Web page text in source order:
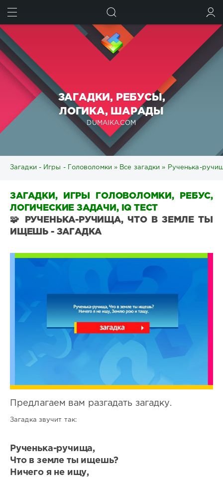
ЗАГАДКИ, РЕБУСЫ,
ЛОГИКА, ШАРАДЫ
DUMAIKA.COM
Загадки - Игры - Головоломки » Все загадки » Рученька-
ЗАГАДКИ, ИГРЫ ГОЛОВОЛОМКИ, РЕБУС,
ЛОГИЧЕСКИЕ ЗАДАЧИ, IQ ТЕСТ
🧩 РУЧЕНЬКА-РУЧИЩА, ЧТО В ЗЕМЛЕ ТЫ
ИЩЕШЬ - ЗАГАДКА
Предлагаем вам разгадать загадку.
Загадка звучит так:
Рученька-ручища,
Что в земле ты ищешь?
Ничего я не ищу,